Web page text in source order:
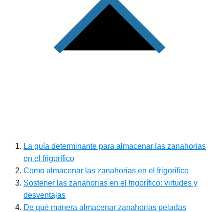
La guía determinante para almacenar las zanahorias
en el frigorífico
Como almacenar las zanahorias en el frigorífico
Sostener las zanahorias en el frigorífico: virtudes y
desventajas
De qué manera almacenar zanahorias peladas